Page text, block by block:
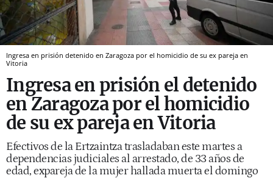
Ingresa en prisión detenido en Zaragoza por el homicidio de su ex pareja en
Vitoria
Ingresa en prisión el detenido
en Zaragoza por el homicidio
de su ex pareja en Vitoria
Efectivos de la Ertzaintza trasladaban este martes a
dependencias judiciales al arrestado, de 33 años de
edad, expareja de la mujer hallada muerta el domingo